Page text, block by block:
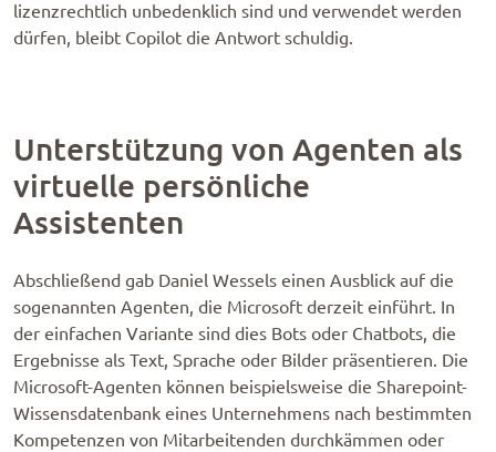
lizenzrechtlich unbedenklich sind und verwendet werden
dürfen, bleibt Copilot die Antwort schuldig.
Unterstützung von Agenten als
virtuelle persönliche
Assistenten
Abschließend gab Daniel Wessels einen Ausblick auf die
sogenannten Agenten, die Microsoft derzeit einführt. In
der einfachen Variante sind dies Bots oder Chatbots, die
Ergebnisse als Text, Sprache oder Bilder präsentieren. Die
Microsoft-Agenten können beispielsweise die Sharepoint-
Wissensdatenbank eines Unternehmens nach bestimmten
Kompetenzen von Mitarbeitenden durchkämmen oder